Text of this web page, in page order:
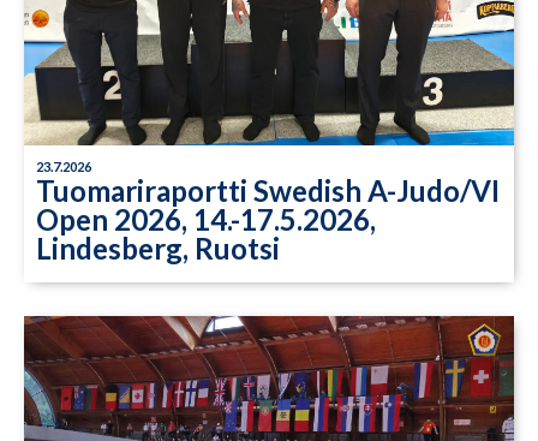
23.7.2026
Tuomariraportti Swedish A-Judo/VI
Open 2026, 14.-17.5.2026,
Lindesberg, Ruotsi